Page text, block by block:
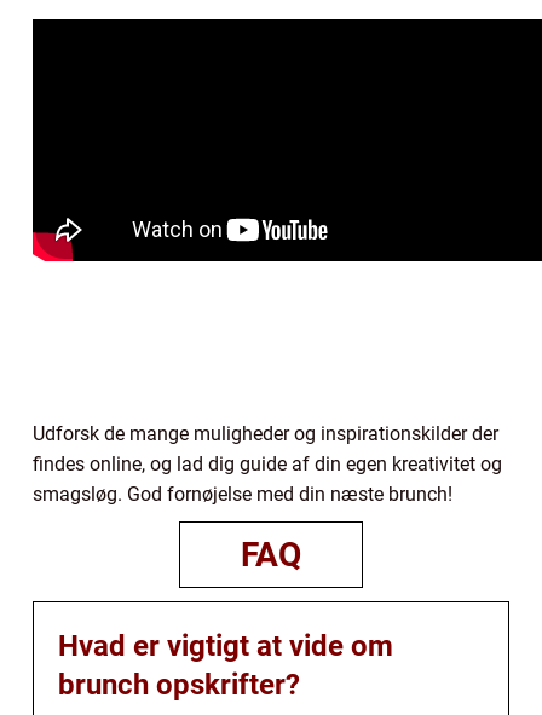
Udforsk de mange muligheder og inspirationskilder der
findes online, og lad dig guide af din egen kreativitet og
smagsløg. God fornøjelse med din næste brunch!
FAQ
Hvad er vigtigt at vide om
brunch opskrifter?